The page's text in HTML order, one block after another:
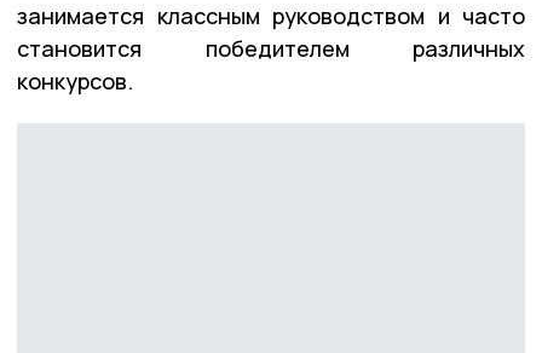
занимается классным руководством и часто
становится победителем различных
конкурсов.